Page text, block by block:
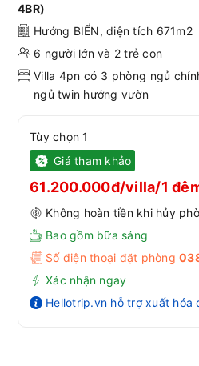
4BR)
Hướng BIỂN, diện tích 671m2
6 người lớn và 2 trẻ con
Villa 4pn có 3 phòng ngủ
ngủ twin hướng vườn
Tùy chọn 1
Giá tham khảo
61.200.000đ/villa/1
Không hoàn tiền khi hủy
Bao gồm bữa sáng
Số điện thoại đặt phòng
Xác nhận ngay
Hellotrip.vn hỗ trợ xuất hóa